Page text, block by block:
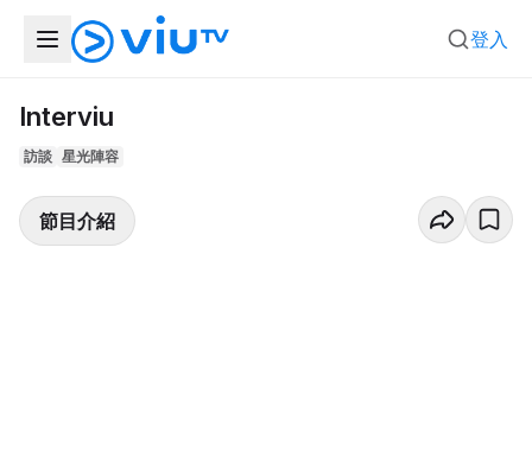
登入
Interviu
訪談 星光陣容
節目介紹